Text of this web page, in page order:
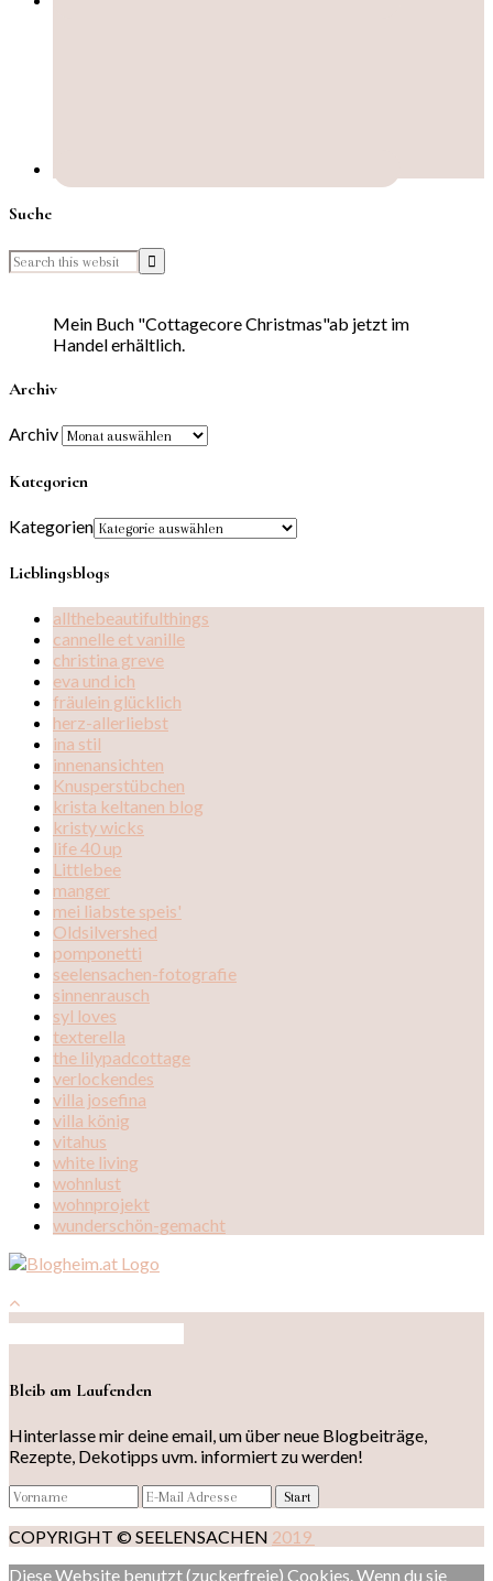
Suche
Mein Buch "Cottagecore Christmas"ab jetzt im
Handel erhältlich.
Archiv
Archiv
Kategorien
Kategorien
Lieblingsblogs
allthebeautifulthings
cannelle et vanille
christina greve
eva und ich
fräulein glücklich
herz-allerliebst
ina stil
innenansichten
Knusperstübchen
krista keltanen blog
kristy wicks
life 40 up
Littlebee
manger
mei liabste speis'
Oldsilvershed
pomponetti
seelensachen-fotografie
sinnenrausch
syl loves
texterella
the lilypadcottage
verlockendes
villa josefina
villa könig
vitahus
white living
wohnlust
wohnprojekt
wunderschön-gemacht
Bleib am Laufenden
Hinterlasse mir deine email, um über neue Blogbeiträge,
Rezepte, Dekotipps uvm. informiert zu werden!
COPYRIGHT © SEELENSACHEN 2019
Diese Website benutzt (zuckerfreie) Cookies. Wenn du sie